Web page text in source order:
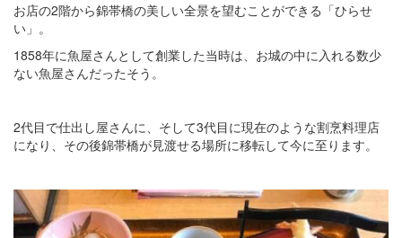
お店の2階から錦帯橋の美しい全景を望むことができる「ひらせ
い」。
1858年に魚屋さんとして創業した当時は、お城の中に入れる数少
ない魚屋さんだったそう。
2代目で仕出し屋さんに、そして3代目に現在のような割烹料理店
になり、その後錦帯橋が見渡せる場所に移転して今に至ります。